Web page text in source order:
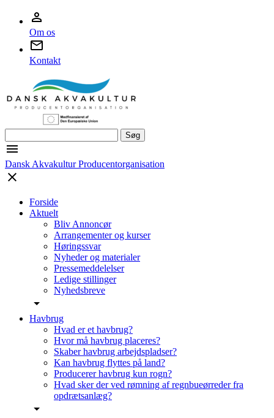
Om os
Kontakt
efter:
Dansk Akvakultur Producentorganisation
Forside
Aktuelt
Bliv Annoncør
Arrangementer og kurser
Høringssvar
Nyheder og materialer
Pressemeddelelser
Ledige stillinger
Nyhedsbreve
Havbrug
Hvad er et havbrug?
Hvor må havbrug placeres?
Skaber havbrug arbejdspladser?
Kan havbrug flyttes på land?
Producerer havbrug kun rogn?
Hvad sker der ved rømning af regnbueørreder fra
opdrætsanlæg?